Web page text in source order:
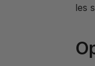
les